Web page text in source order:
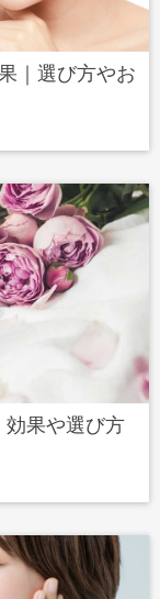
｜選び方やお
果や選び方